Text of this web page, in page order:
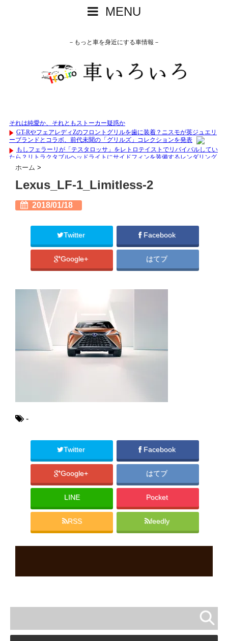
MENU
－もっと車を身近にする車情報－
ホーム >
Lexus_LF-1_Limitless-2
2018/01/18
Twitter Facebook
Google+ はてブ
-
Twitter Facebook
Google+ はてブ
LINE Pocket
RSS feedly